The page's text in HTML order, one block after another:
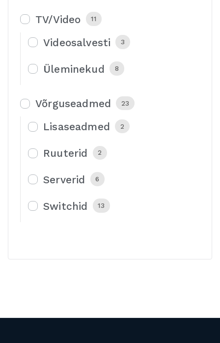
TV/Video 11
Videosalvesti 3
Üleminekud 8
Võrguseadmed 23
Lisaseadmed 2
Ruuterid 2
Serverid 6
Switchid 13